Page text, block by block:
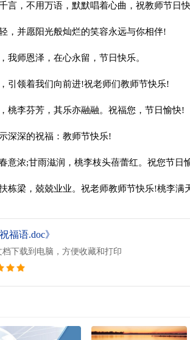
言，不用万语，默默唱着心曲，祝教师节日
，并愿阳光般灿烂的笑容永远与你相伴!
我师恩泽，在心永留，节日快乐。
引领着我们向前进!祝老师们教师节快乐!
桃李芬芳，其乐亦融融。祝福您，节日愉快!
深深的祝福：教师节快乐!
意浓;甘雨滋润，桃李枝头蓓蕾红。祝您节日
栋梁，兢兢业业。祝老师教师节快乐!桃李满
福语.doc》
档下载到电脑，方便收藏和打印